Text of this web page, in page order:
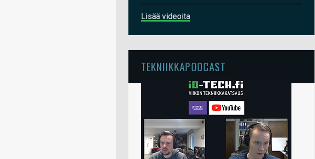
Lisää videoita
TEKNIIKKAPODCAST